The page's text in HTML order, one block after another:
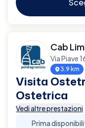
Cab
Via Piave
3.9 km
Visita
Ostetrica
Vedi altre prestazioni
Prima